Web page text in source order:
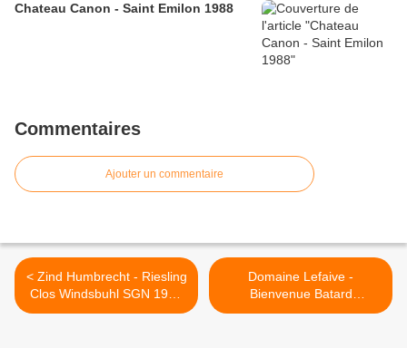
Chateau Canon - Saint Emilon 1988
Commentaires
Ajouter un commentaire
< Zind Humbrecht - Riesling
Clos Windsbuhl SGN 1989
(375 cc)
Domaine Lefaive -
Bienvenue Batard
Montrachet 1996 >